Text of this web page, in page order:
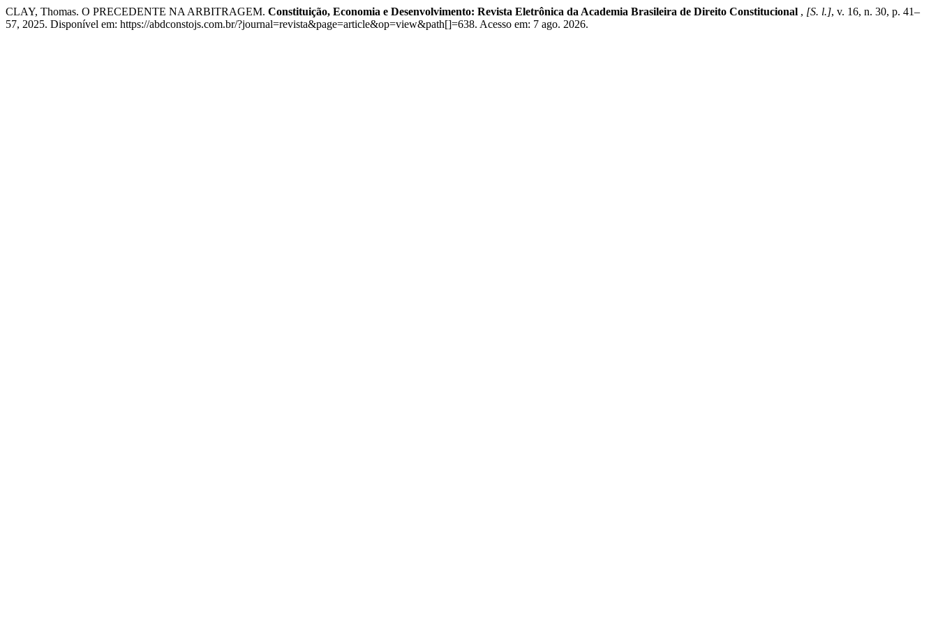
CLAY, Thomas. O PRECEDENTE NA ARBITRAGEM. Constituição, Economia e Desenvolvimento: Revista Eletrônica da Academia Brasileira de Direito Constitucional , [S. l.], v. 16, n. 30, p. 41–
57, 2025. Disponível em: https://abdconstojs.com.br/?journal=revista&page=article&op=view&path[]=638. Acesso em: 7 ago. 2026.